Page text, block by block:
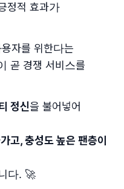
정적 효과가
자를 위한다는
곧 경쟁 서비스를
정신을 불어넣어
고, 충성도 높은 팬층이
다. 🚀